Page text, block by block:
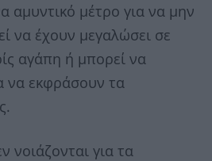
αμυντικό μέτρο για να μην
να έχουν μεγαλώσει σε
αγάπη ή μπορεί να
να εκφράσουν τα
νοιάζονται για τα